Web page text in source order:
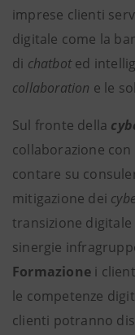
imprese clienti
digitale come la
di chatboted
collaboration e le
Sul fronte della
collaborazione
contare su
mitigazione dei
transizione
sinergie
Formazione i
le competenze
clienti potranno